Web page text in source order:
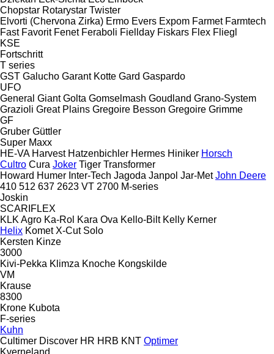
Chopstar Rotarystar Twister
Elvorti (Chervona Zirka) Ermo Evers Expom Farmet Farmtech
Fast Favorit Fenet Feraboli Fiellday Fiskars Flex Fliegl
KSE
Fortschritt
T series
GST Galucho Garant Kotte Gard Gaspardo
UFO
General Giant Golta Gomselmash Goudland Grano-System
Grazioli Great Plains Gregoire Besson Gregoire Grimme
GF
Gruber Güttler
Super Maxx
HE-VA Harvest Hatzenbichler Hermes Hiniker Horsch
Cultro Cura Joker Tiger Transformer
Howard Humer Inter-Tech Jagoda Janpol Jar-Met John Deere
410 512 637 2623 VT 2700 M-series
Joskin
SCARIFLEX
KLK Agro Ka-Rol Kara Ova Kello-Bilt Kelly Kerner
Helix Komet X-Cut Solo
Kersten Kinze
3000
Kivi-Pekka Klimza Knoche Kongskilde
VM
Krause
8300
Krone Kubota
F-series
Kuhn
Cultimer Discover HR HRB KNT Optimer
Kverneland